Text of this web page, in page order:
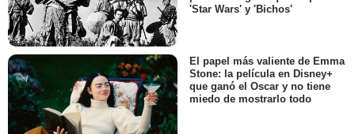
'Star Wars' y 'Bichos'
El papel más valiente de Emma
Stone: la película en Disney+
que ganó el Oscar y no tiene
miedo de mostrarlo todo